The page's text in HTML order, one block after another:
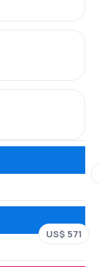
US$ 571